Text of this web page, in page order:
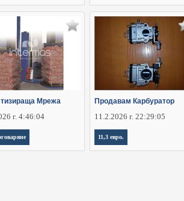
Мрежа
г. 4:46:04
Продавам Карбуратор
11.2.2026 г. 22:29:05
11,3 евро.